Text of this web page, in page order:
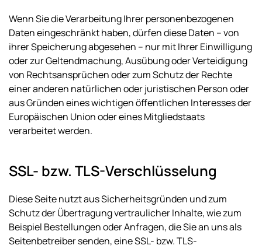
Wenn Sie die Verarbeitung Ihrer personenbezogenen
Daten eingeschränkt haben, dürfen diese Daten – von
ihrer Speicherung abgesehen – nur mit Ihrer Einwilligung
oder zur Geltendmachung, Ausübung oder Verteidigung
von Rechtsansprüchen oder zum Schutz der Rechte
einer anderen natürlichen oder juristischen Person oder
aus Gründen eines wichtigen öffentlichen Interesses der
Europäischen Union oder eines Mitgliedstaats
verarbeitet werden.
SSL- bzw. TLS-Verschlüsselung
Diese Seite nutzt aus Sicherheitsgründen und zum
Schutz der Übertragung vertraulicher Inhalte, wie zum
Beispiel Bestellungen oder Anfragen, die Sie an uns als
Seitenbetreiber senden, eine SSL- bzw. TLS-